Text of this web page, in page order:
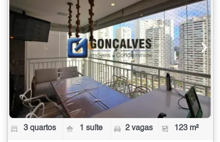
3 quartos 1 suíte 2 vagas 123 m²